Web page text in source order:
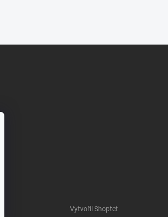
Vytvořil Shoptet